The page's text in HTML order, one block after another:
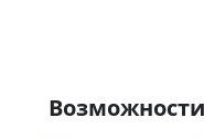
Возможности